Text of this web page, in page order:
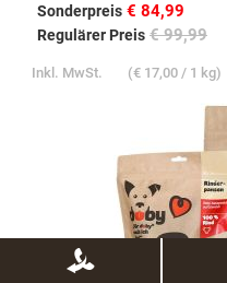
Sonderpreis € 84,99
Regulärer Preis € 99,99
Inkl. MwSt. (€ 17,00 / 1 kg)